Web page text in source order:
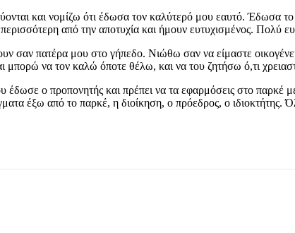
και νομίζω ότι έδωσα τον καλύτερό μου εαυτό. Έδωσα
από την αποτυχία και ήμουν ευτυχισμένος. Πολύ
πατέρα μου στο γήπεδο. Νιώθω σαν να είμαστε
μπορώ να τον καλώ όποτε θέλω, και να του ζητήσω ό,τι
ο προπονητής και πρέπει να τα εφαρμόσεις στο παρκέ
έξω από το παρκέ, η διοίκηση, ο πρόεδρος, ο